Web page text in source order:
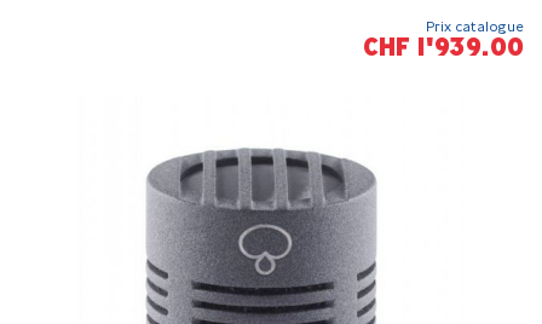
Prix catalogue
CHF 1'939.00